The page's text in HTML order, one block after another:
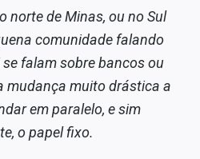
norte de Minas, ou no Sul
comunidade falando
falam sobre bancos ou
mudança muito drástica a
em paralelo, e sim
o papel fixo.